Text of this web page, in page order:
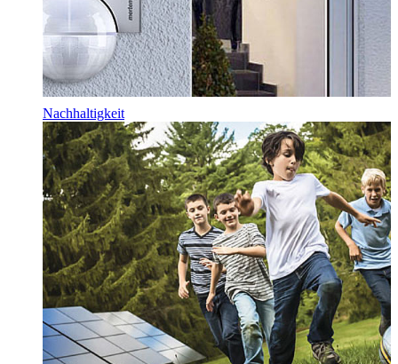
Nachhaltigkeit